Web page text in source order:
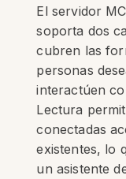
El servidor
soporta dos
cubren las
personas
interactúen
Lectura
conectadas
existentes, lo
un asistente